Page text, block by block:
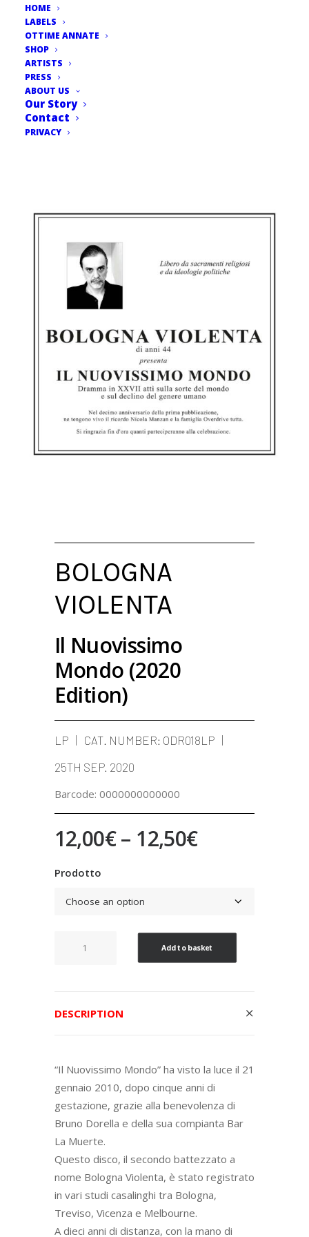
HOME
LABELS
OTTIME ANNATE
SHOP
ARTISTS
PRESS
ABOUT US
Our Story
Contact
PRIVACY
BOLOGNA
VIOLENTA
Il Nuovissimo
Mondo (2020
Edition)
LP CAT. NUMBER: ODR018LP
25TH SEP. 2020
Barcode: 0000000000000
12,00€– 12,50€Price
through
12,50€
Prodotto
Edition)
Add to basket
DESCRIPTION
“Il Nuovissimo Mondo” ha visto la luce il 21
gennaio 2010, dopo cinque anni di
gestazione, grazie alla benevolenza di
Bruno Dorella e della sua compianta Bar
La Muerte.
Questo disco, il secondo battezzato a
nome Bologna Violenta, è stato registrato
in vari studi casalinghi tra Bologna,
Treviso, Vicenza e Melbourne.
A dieci anni di distanza, con la mano di